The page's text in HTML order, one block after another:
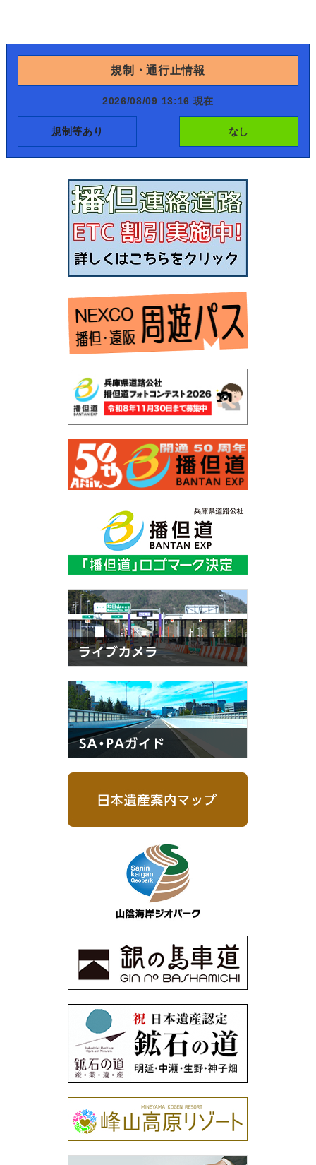
規制・通行止情報
2026/08/09 13:16 現在
規制等あり なし